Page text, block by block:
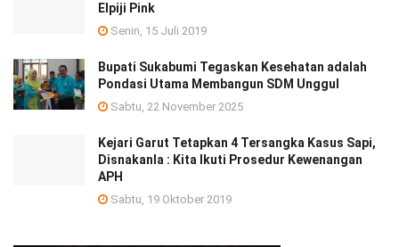
Elpiji Pink
Senin, 15 Juli 2019
Bupati Sukabumi Tegaskan Kesehatan adalah
Pondasi Utama Membangun SDM Unggul
Sabtu, 22 November 2025
Kejari Garut Tetapkan 4 Tersangka Kasus Sapi,
Disnakanla : Kita Ikuti Prosedur Kewenangan
APH
Sabtu, 19 Oktober 2019